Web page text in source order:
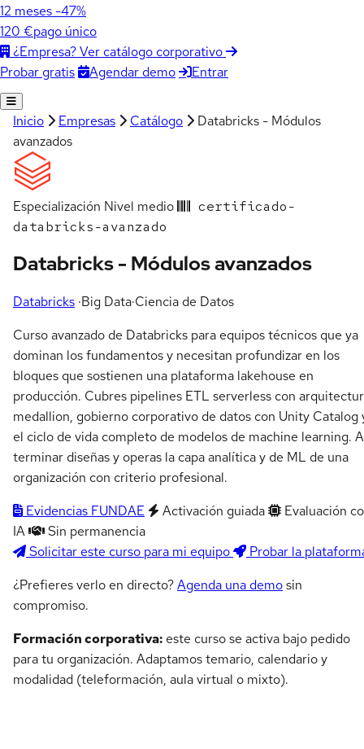
12 meses -47%
120 €pago único
¿Empresa? Ver catálogo corporativo
Probar gratis
Agendar demo Entrar
Inicio Empresas Catálogo
Databricks - Módulos
avanzados
Especialización Nivel medio
certificado-
databricks-avanzado
Databricks - Módulos avanzados
Databricks ·Big Data·Ciencia de Datos
Curso avanzado de Databricks para equipos técnicos que ya
dominan los fundamentos y necesitan profundizar en los
bloques que sostienen una plataforma lakehouse en
producción. Cubres pipelines ETL serverless con
medallion, gobierno corporativo de datos con Unity Catalog
el ciclo de vida completo de modelos de machine learning.
terminar diseñas y operas la capa analítica y de ML de una
organización con criterio profesional.
Evidencias FUNDAE
Activación guiada
Evaluación
IA
Sin permanencia
Solicitar este curso para mi equipo
Probar la
¿Prefieres verlo en directo?Agenda una demosin
compromiso.
Formación corporativa: este curso se activa bajo pedido
para tu organización. Adaptamos temario, calendario y
modalidad (teleformación, aula virtual o mixto).